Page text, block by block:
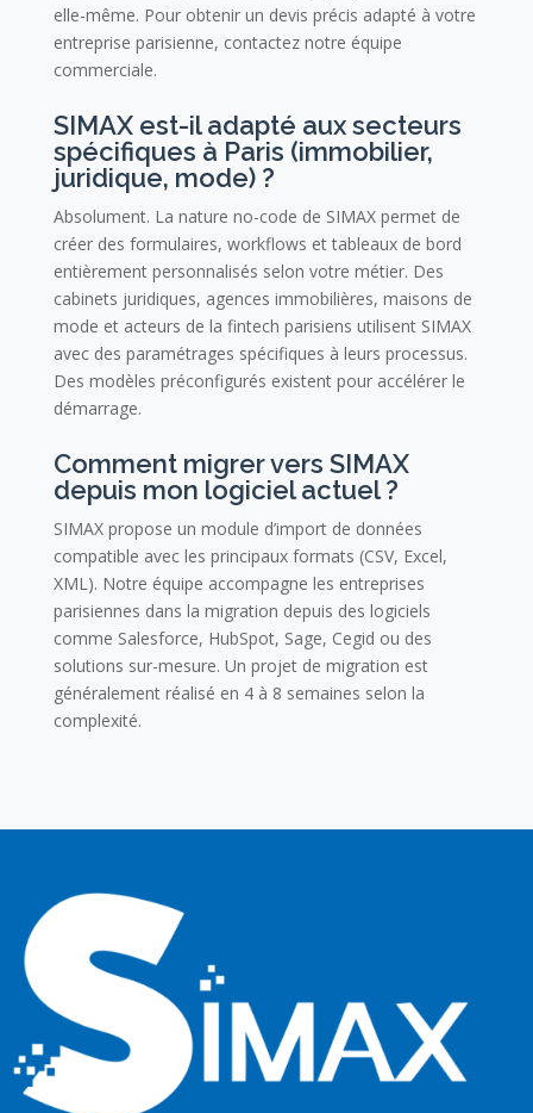
elle-même. Pour obtenir un devis précis adapté à votre
entreprise parisienne, contactez notre équipe
commerciale.
SIMAX est-il adapté aux secteurs
spécifiques à Paris (immobilier,
juridique, mode) ?
Absolument. La nature no-code de SIMAX permet de
créer des formulaires, workflows et tableaux de bord
entièrement personnalisés selon votre métier. Des
cabinets juridiques, agences immobilières, maisons de
mode et acteurs de la fintech parisiens utilisent SIMAX
avec des paramétrages spécifiques à leurs processus.
Des modèles préconfigurés existent pour accélérer le
démarrage.
Comment migrer vers SIMAX
depuis mon logiciel actuel ?
SIMAX propose un module d’import de données
compatible avec les principaux formats (CSV, Excel,
XML). Notre équipe accompagne les entreprises
parisiennes dans la migration depuis des logiciels
comme Salesforce, HubSpot, Sage, Cegid ou des
solutions sur-mesure. Un projet de migration est
généralement réalisé en 4 à 8 semaines selon la
complexité.